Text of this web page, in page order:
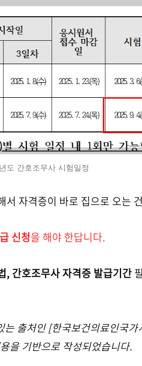
도 간호조무사 시험일정
서 자격증이 바로 집으로 오는
신청을 해야 한답니다.
, 간호조무사 자격증 발급기간
출처인 [한국보건의료인국
을 기반으로 작성되었습니다.